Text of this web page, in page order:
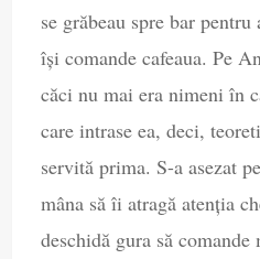
se grăbeau spre bar
își comande cafeaua. Pe
căci nu mai era nimeni în
care intrase ea, deci,
servită prima. S-a asezat
mâna să îi atragă atenția
deschidă gura să comande